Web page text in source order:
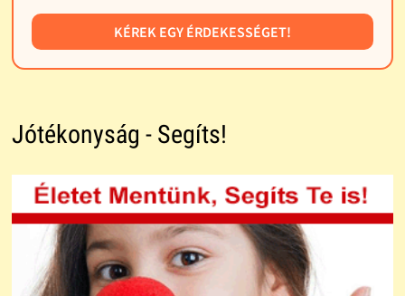
KÉREK EGY ÉRDEKESSÉGET!
Jótékonyság - Segíts!